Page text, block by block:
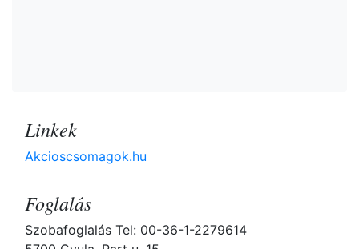
Linkek
Akcioscsomagok.hu
Foglalás
Szobafoglalás Tel: 00-36-1-2279614